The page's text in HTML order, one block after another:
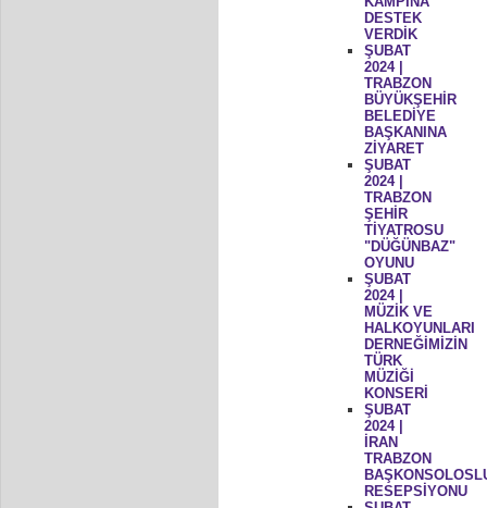
DESTEK
VERDİK
ŞUBAT
2024 |
TRABZON
BÜYÜKŞEHİR
BELEDİYE
BAŞKANINA
ZİYARET
ŞUBAT
2024 |
TRABZON
ŞEHİR
TİYATROSU
"DÜĞÜNBAZ"
OYUNU
ŞUBAT
2024 |
MÜZİK VE
HALKOYUNLARI
DERNEĞİMİZİN
TÜRK
MÜZİĞİ
KONSERİ
ŞUBAT
2024 |
İRAN
TRABZON
RESEPSİYONU